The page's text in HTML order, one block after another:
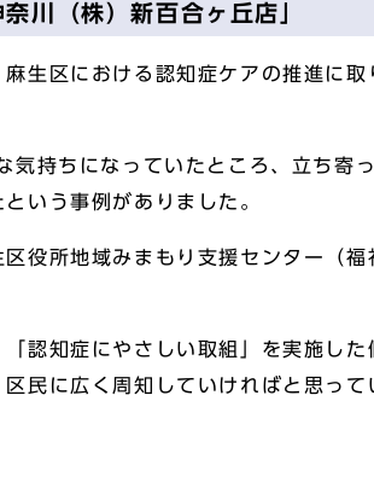
川（株）新百合ヶ丘店」
生区における認知症ケアの推進に取
持ちになっていたところ、立ち寄
いう事例がありました。
役所地域みまもり支援センター（福
認知症にやさしい取組」を実施した
民に広く周知していければと思って